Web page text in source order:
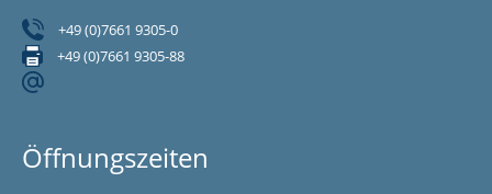
+49 (0)7661 9305-0
+49 (0)7661 9305-88
Öffnungszeiten